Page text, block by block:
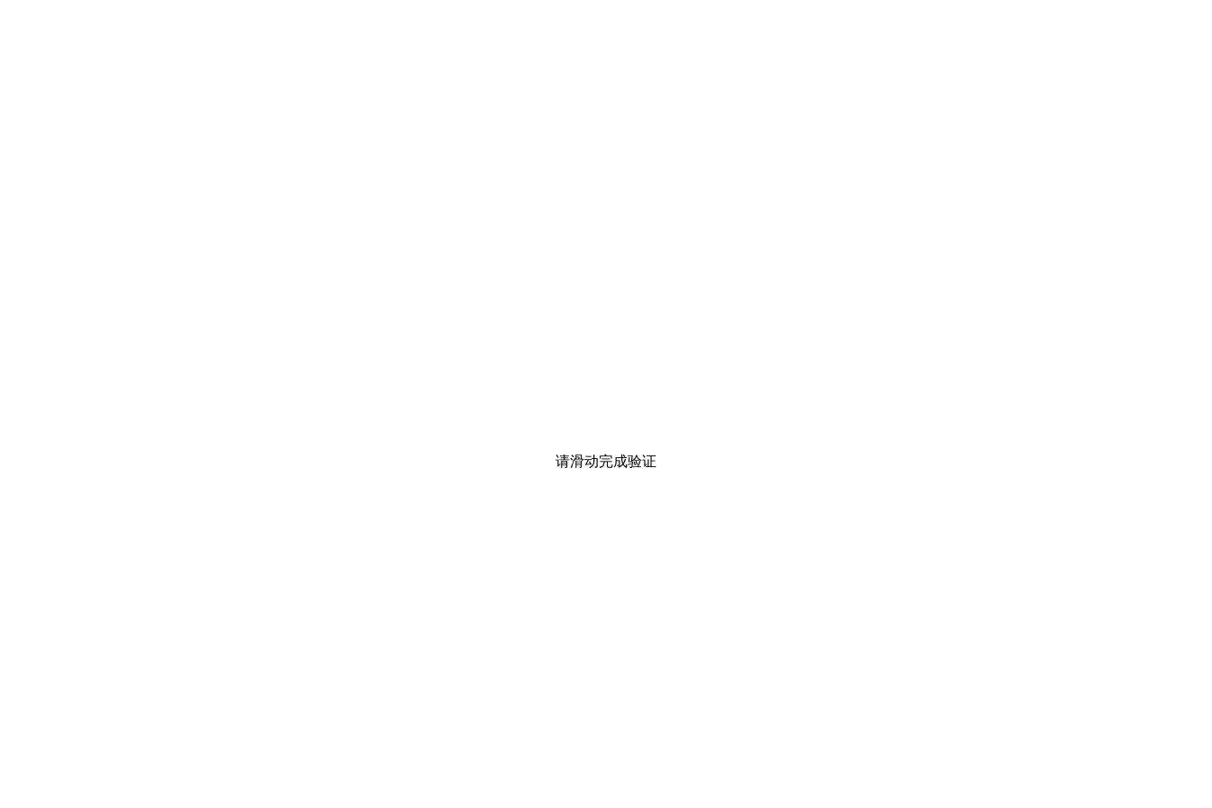
请滑动完成验证